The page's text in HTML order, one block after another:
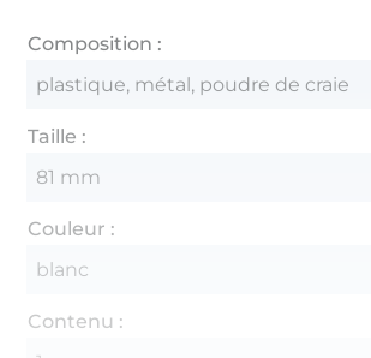
Composition :
plastique, métal, poudre de craie
Taille :
81 mm
Couleur :
blanc
Contenu :